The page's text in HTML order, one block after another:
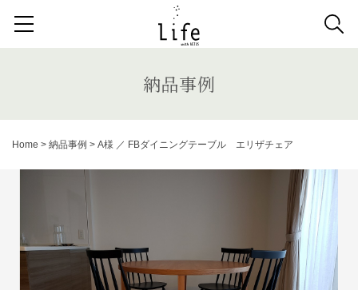
検索する記事の種類：
納品事例 News
キーワードから記事を探す
カーテン
アンティーク チェア カウチソファ
ダイニングテーブル ファブリック コレクション
納品事例
Home > 納品事例 > A様 ／ FBダイニングテーブル エリザチェア